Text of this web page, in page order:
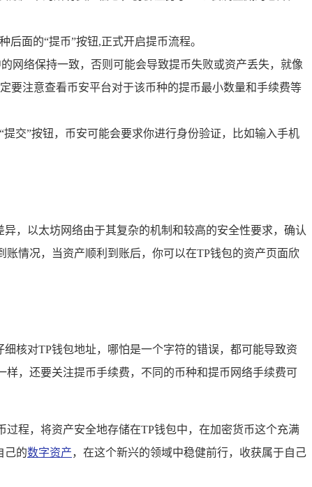
面的“提币”按钮,正式开启提币流程。
网络保持一致，否则可能会导致提币失败或资产丢失，就像
要注意查看币安平台对于该币种的提币最小数量和手续费等
交”按钮，币安可能会要求你进行身份验证，比如输入手机
，以太坊网络由于其复杂的机制和较高的安全性要求，确认
情况，当资产顺利到账后，你可以在TP钱包的资产页面欣
核对TP钱包地址，哪怕是一个字符的错误，都可能导致资
，还要关注提币手续费，不同的币种和提币网络手续费可
程，将资产安全地存储在TP钱包中，在加密货币这个充满
己的数字资产，在这个新兴的领域中稳健前行，收获属于自己